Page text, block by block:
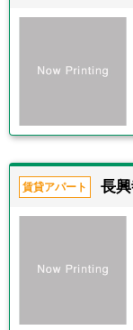
賃貸アパート 長